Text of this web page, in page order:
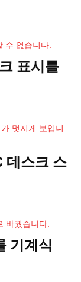
표시를
데스크 스
기계식